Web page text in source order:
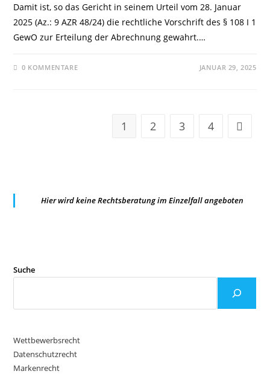
Damit ist, so das Gericht in seinem Urteil vom 28. Januar
2025 (Az.: 9 AZR 48/24) die rechtliche Vorschrift des § 108 I 1
GewO zur Erteilung der Abrechnung gewahrt.…
0 KOMMENTARE JANUAR 29, 2025
1 2 3 4 Zur
Hier wird keine Rechtsberatung im Einzelfall angeboten
Suche
Wettbewerbsrecht
Datenschutzrecht
Markenrecht